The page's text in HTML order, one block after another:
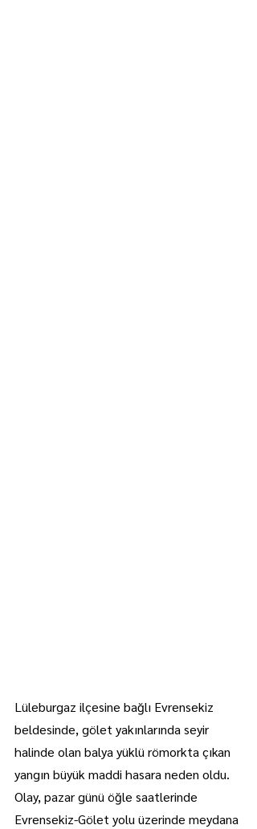
Lüleburgaz ilçesine bağlı Evrensekiz
beldesinde, gölet yakınlarında seyir
halinde olan balya yüklü römorkta çıkan
yangın büyük maddi hasara neden oldu.
Olay, pazar günü öğle saatlerinde
Evrensekiz-Gölet yolu üzerinde meydana